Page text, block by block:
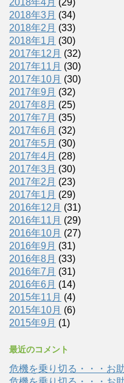
2018年3月 (34)
2018年2月 (33)
2018年1月 (30)
2017年12月 (32)
2017年11月 (30)
2017年10月 (30)
2017年9月 (32)
2017年8月 (25)
2017年7月 (35)
2017年6月 (32)
2017年5月 (30)
2017年4月 (28)
2017年3月 (30)
2017年2月 (23)
2017年1月 (29)
2016年12月 (31)
2016年11月 (29)
2016年10月 (27)
2016年9月 (31)
2016年8月 (33)
2016年7月 (31)
2016年6月 (14)
2015年11月 (4)
2015年10月 (6)
2015年9月 (1)
最近のコメント
危機を乗り切る・・・お